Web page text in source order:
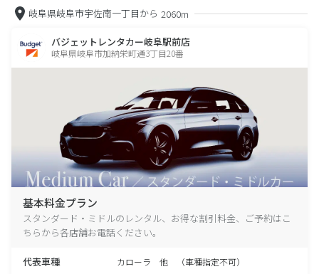
岐阜県岐阜市宇佐南一丁目から 2060m
バジェットレンタカー岐阜駅前店
岐阜県岐阜市加納栄町通3丁目20番
基本料金プラン
スタンダード・ミドルのレンタル、お得な割引料金、ご予約はこ
ちらから各店舗お電話ください。
代表車種 カローラ 他 （車種指定不可）